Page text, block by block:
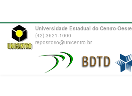
Universidade Estadual do Centro-Oeste
(42) 3621-1000
repositorio@unicentro.br